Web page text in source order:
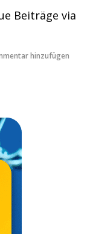
Beiträge via